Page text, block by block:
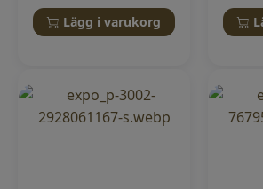
Lägg i varukorg